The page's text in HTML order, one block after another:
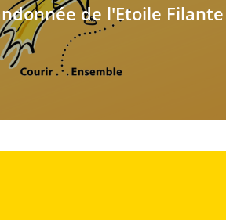
de l'Etoile Filante